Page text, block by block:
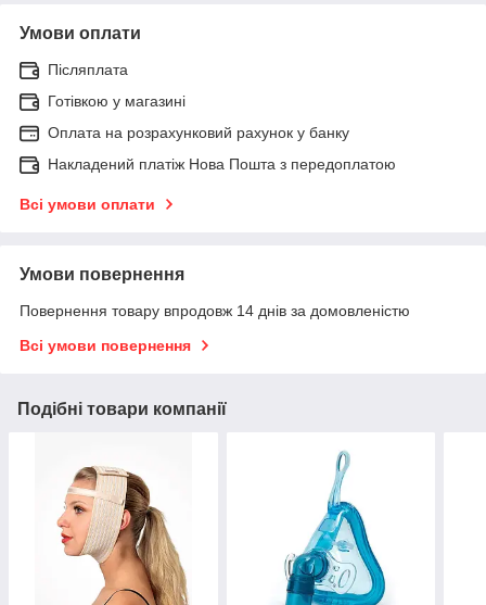
Умови оплати
Післяплата
Готівкою у магазині
Оплата на розрахунковий рахунок у банку
Накладений платіж Нова Пошта з передоплатою
Всі умови оплати
Умови повернення
Повернення товару впродовж 14 днів за домовленістю
Всі умови повернення
Подібні товари компанії